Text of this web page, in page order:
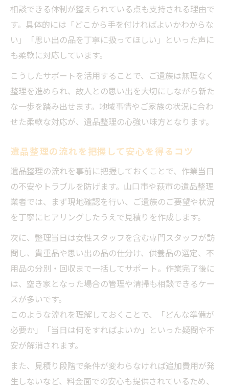
遺品整理前の準備で心の負担を軽減する
段取りよく進める遺品整理のポイント
遺品整理で感情整理をサポートする工夫
遺品整理後の手続きや片付けの注意点
実家の片付けに役立つ遺品整理の知識
実家の片付けは遺品整理の知識がカギ
遺品整理と実家の掃除を同時に進めるコツ
遺品整理で不要品を減らし片付けを効率化
遺品整理後の空き家管理に必要なポイント
遺品整理で信頼されるポイント徹底解説
遺品整理で信頼できる業者の選び方とは
資格保有や口コミ重視の遺品整理業者探し
女性対応や即日見積もりの遺品整理の安心
感
遺品整理の明朗な料金体系を確認する重要
性
遺品整理士のいる業者が選ばれる理由とは
相談できる体制が整えられている点も支持される理由で
す。具体的には「どこから手を付ければよいかわからな
い」「思い出の品を丁寧に扱ってほしい」といった声に
も柔軟に対応しています。
こうしたサポートを活用することで、ご遺族は無理なく
整理を進められ、故人との思い出を大切にしながら新た
な一歩を踏み出せます。地域事情やご家族の状況に合わ
せた柔軟な対応が、遺品整理の心強い味方となります。
遺品整理の流れを把握して安心を得るコツ
遺品整理の流れを事前に把握しておくことで、作業当日
の不安やトラブルを防げます。山口市や萩市の遺品整理
業者では、まず現地確認を行い、ご遺族のご要望や状況
を丁寧にヒアリングしたうえで見積りを作成します。
次に、整理当日は女性スタッフを含む専門スタッフが訪
問し、貴重品や思い出の品の仕分け、供養品の選定、不
用品の分別・回収まで一括してサポート。作業完了後に
は、空き家となった場合の管理や清掃も相談できるケー
スが多いです。
このような流れを理解しておくことで、「どんな準備が
必要か」「当日は何をすればよいか」といった疑問や不
安が解消されます。
また、見積り段階で条件が変わらなければ追加費用が発
生しないなど、料金面での安心も提供されているため、